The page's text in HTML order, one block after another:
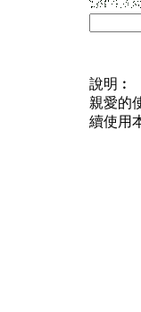
說明︰
親愛的
續使用